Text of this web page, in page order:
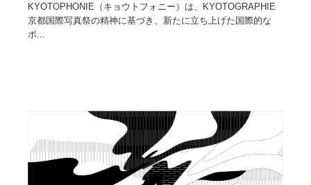
KYOTOPHONIE（キョウトフォニー）は、KYOTOGRAPHIE
京都国際写真祭の精神に基づき、新たに立ち上げた国際的な
ボ...